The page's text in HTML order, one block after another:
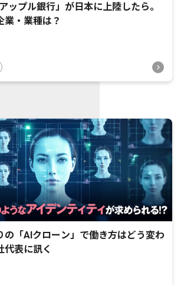
ップル銀行」が日本に上陸したら。
業・業種は？
の「AIクローン」で働き方はどう変わ
代表に訊く